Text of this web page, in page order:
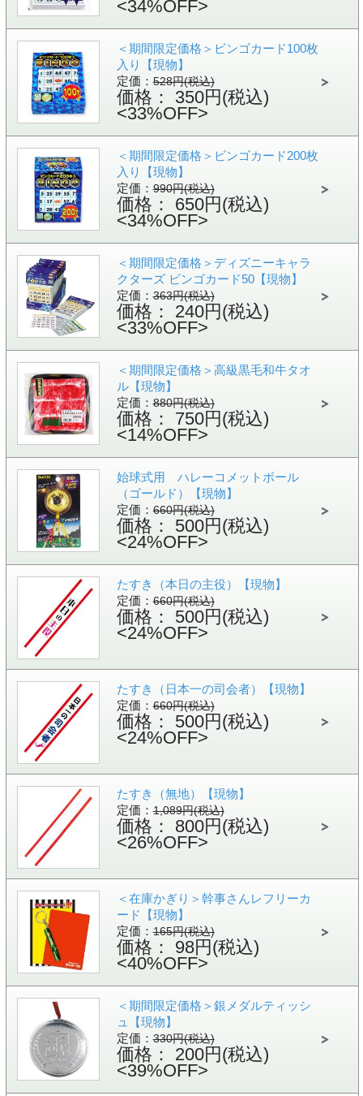
<34%OFF>
＜期間限定価格＞ビンゴカード100枚
入り【現物】
定価：528円(税込)
価格： 350円(税込)
<33%OFF>
＜期間限定価格＞ビンゴカード200枚
入り【現物】
定価：990円(税込)
価格： 650円(税込)
<34%OFF>
＜期間限定価格＞ディズニーキャラ
クターズ ビンゴカード50【現物】
定価：363円(税込)
価格： 240円(税込)
<33%OFF>
＜期間限定価格＞高級黒毛和牛タオ
ル【現物】
定価：880円(税込)
価格： 750円(税込)
<14%OFF>
始球式用 ハレーコメットボール
（ゴールド）【現物】
定価：660円(税込)
価格： 500円(税込)
<24%OFF>
たすき（本日の主役）【現物】
定価：660円(税込)
価格： 500円(税込)
<24%OFF>
たすき（日本一の司会者）【現物】
定価：660円(税込)
価格： 500円(税込)
<24%OFF>
たすき（無地）【現物】
定価：1,089円(税込)
価格： 800円(税込)
<26%OFF>
＜在庫かぎり＞幹事さんレフリーカ
ード【現物】
定価：165円(税込)
価格： 98円(税込)
<40%OFF>
＜期間限定価格＞銀メダルティッシ
ュ【現物】
定価：330円(税込)
価格： 200円(税込)
<39%OFF>